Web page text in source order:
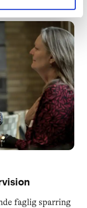
faglig sparring